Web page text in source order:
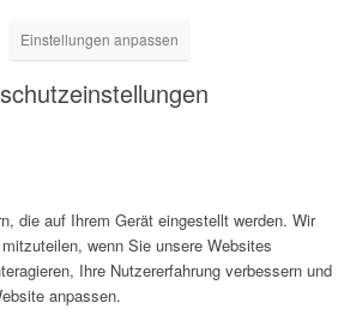
Einstellungen anpassen
die auf Ihrem Gerät eingestellt werden. Wir
wenn Sie unsere Websites
Ihre Nutzererfahrung verbessern und
anpassen.